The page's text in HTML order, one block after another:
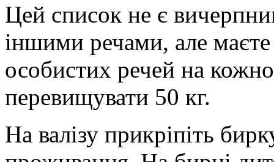
Цей список не є
іншими речами, але
особистих речей на
перевищувати 50 кг.
На валізу прикріпіть